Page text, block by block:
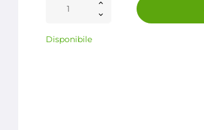
Disponibile